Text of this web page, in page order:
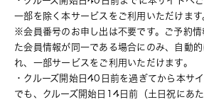
一部を除く本サービスをご利用いただけます
※会員番号のお申し出は不要です。ご予約情
た会員情報が同一である場合にのみ、自動
れ、一部サービスをご利用いただけます。
・クルーズ開始日40日前を過ぎてから本サ
でも、クルーズ開始日14日前（土日祝にあ